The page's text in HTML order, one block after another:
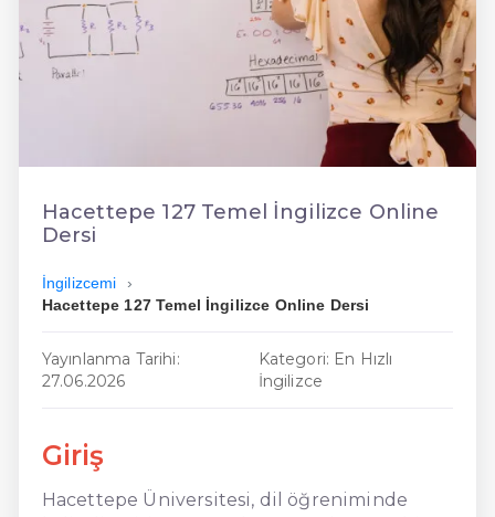
Dil Eğitimi
En Hızlı İngilizce
En Kolay İngilizce
En Uygun İngilizce
Hacettepe 127 Temel İngilizce Online
Dersi
İngilizcemi
Hacettepe 127 Temel İngilizce Online Dersi
Yayınlanma Tarihi:
27.06.2026
Kategori: En Hızlı
İngilizce
Giriş
Hacettepe Üniversitesi, dil öğreniminde